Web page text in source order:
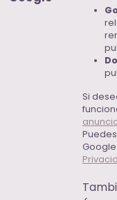
Si
Google